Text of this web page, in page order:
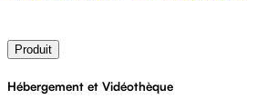
Produit
Hébergement et Vidéothèque